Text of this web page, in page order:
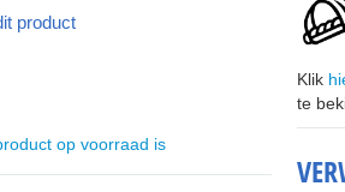
product
op voorraad is
Klik
te